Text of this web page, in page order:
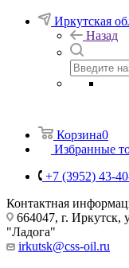
Иркутская
Назад
Корзина0
Избранные
+7 (3952) 43-
Контактная
664047, г. Иркутск,
"Ладога"
irkutsk@css-oil.ru